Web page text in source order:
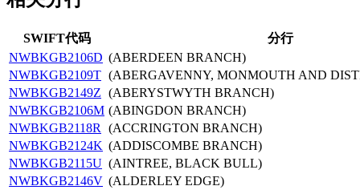
SWIFT代码
分行
NWBKGB2106D (ABERDEEN BRANCH)
NWBKGB2109T (ABERGAVENNY, MONMOUTH AND
NWBKGB2149Z (ABERYSTWYTH BRANCH)
NWBKGB2106M (ABINGDON BRANCH)
NWBKGB2118R
(ACCRINGTON BRANCH)
NWBKGB2124K (ADDISCOMBE BRANCH)
NWBKGB2115U (AINTREE, BLACK BULL)
NWBKGB2146V (ALDERLEY EDGE)